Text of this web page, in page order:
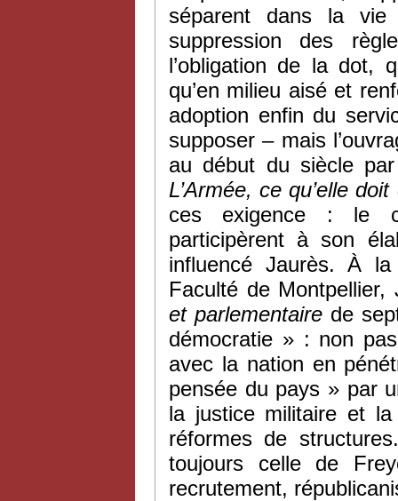
séparent dans la vie
suppression des
l’obligation de la dot,
qu’en milieu aisé et
adoption enfin du
supposer – mais
au début du siècle
L’Armée, ce qu’elle
ces exigence : le
participèrent à son
influencé Jaurès. À
Faculté de
et parlementaire de
démocratie » : non
avec la nation en
pensée du pays » par
la justice militaire et
réformes de
toujours celle de
recrutement,